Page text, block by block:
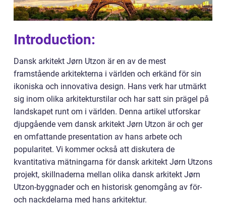
Introduction:
Dansk arkitekt Jørn Utzon är en av de mest
framstående arkitekterna i världen och erkänd för sin
ikoniska och innovativa design. Hans verk har utmärkt
sig inom olika arkitekturstilar och har satt sin prägel på
landskapet runt om i världen. Denna artikel utforskar
djupgående vem dansk arkitekt Jørn Utzon är och ger
en omfattande presentation av hans arbete och
popularitet. Vi kommer också att diskutera de
kvantitativa mätningarna för dansk arkitekt Jørn Utzons
projekt, skillnaderna mellan olika dansk arkitekt Jørn
Utzon-byggnader och en historisk genomgång av för-
och nackdelarna med hans arkitektur.